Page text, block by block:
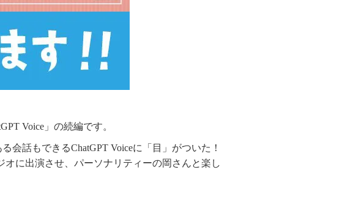
Voice」の続編です。
話もできるChatGPT Voiceに「目」がついた！
オに出演させ、パーソナリティーの岡さんと楽し